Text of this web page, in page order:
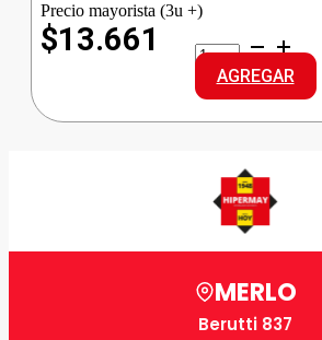
Precio mayorista (3u +)
$13.661
ARCOR
MENTA
CRISTAL
cantidad
AGREGAR
MERLO
Berutti 837